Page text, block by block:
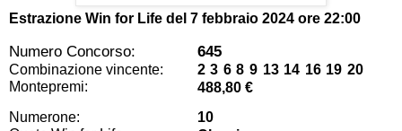
Estrazione Win for Life del 7 febbraio 2024 ore 22:00
Numero Concorso: 645
Combinazione vincente:
2 3 6 8 9 13 14 16 19 20
Montepremi:
488,80 €
Numerone:
10